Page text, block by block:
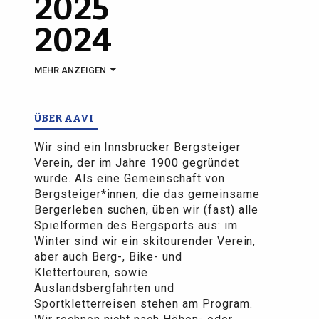
2025
2024
MEHR ANZEIGEN
ÜBER AAVI
Wir sind ein Innsbrucker Bergsteiger
Verein, der im Jahre 1900 gegründet
wurde. Als eine Gemeinschaft von
Bergsteiger*innen, die das gemeinsame
Bergerleben suchen, üben wir (fast) alle
Spielformen des Bergsports aus: im
Winter sind wir ein skitourender Verein,
aber auch Berg-, Bike- und
Klettertouren, sowie
Auslandsbergfahrten und
Sportkletterreisen stehen am Program.